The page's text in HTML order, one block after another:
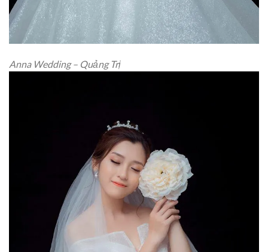
Anna Wedding – Quảng Trị